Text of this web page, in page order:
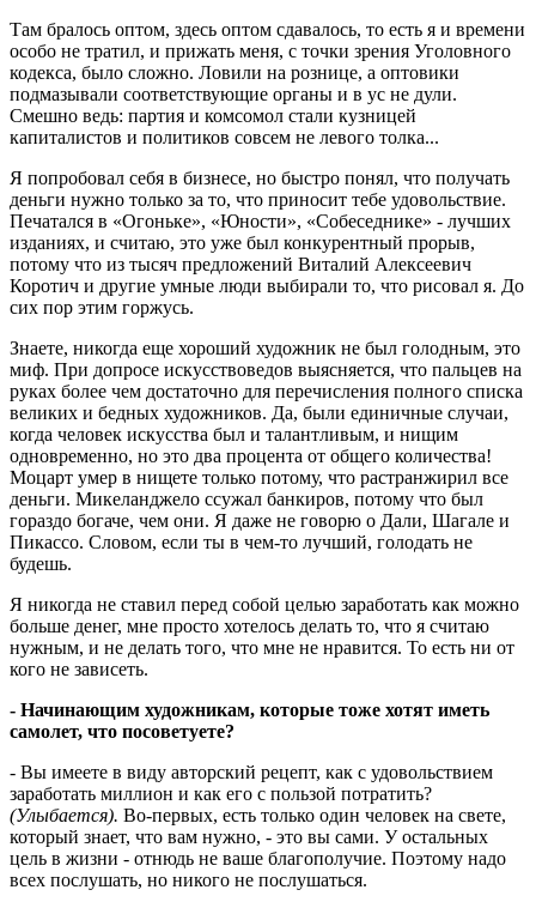
Там бралось оптом, здесь оптом сдавалось, то есть я и времени
особо не тратил, и прижать меня, с точки зрения Уголовного
кодекса, было сложно. Ловили на рознице, а оптовики
подмазывали соответствующие органы и в ус не дули.
Смешно ведь: партия и комсомол стали кузницей
капиталистов и политиков совсем не левого толка...
Я попробовал себя в бизнесе, но быстро понял, что получать
деньги нужно только за то, что приносит тебе удовольствие.
Печатался в «Огоньке», «Юности», «Собеседнике» - лучших
изданиях, и считаю, это уже был конкурентный прорыв,
потому что из тысяч предложений Виталий Алексеевич
Коротич и другие умные люди выбирали то, что рисовал я. До
сих пор этим горжусь.
Знаете, никогда еще хороший художник не был голодным, это
миф. При допросе искусствоведов выясняется, что пальцев на
руках более чем достаточно для перечисления полного списка
великих и бедных художников. Да, были единичные случаи,
когда человек искусства был и талантливым, и нищим
одновременно, но это два процента от общего количества!
Моцарт умер в нищете только потому, что растранжирил все
деньги. Микеланджело ссужал банкиров, потому что был
гораздо богаче, чем они. Я даже не говорю о Дали, Шагале и
Пикассо. Словом, если ты в чем-то лучший, голодать не
будешь.
Я никогда не ставил перед собой целью заработать как можно
больше денег, мне просто хотелось делать то, что я считаю
нужным, и не делать того, что мне не нравится. То есть ни от
кого не зависеть.
- Начинающим художникам, которые тоже хотят иметь
самолет, что посоветуете?
- Вы имеете в виду авторский рецепт, как с удовольствием
заработать миллион и как его с пользой потратить?
(Улыбается). Во-первых, есть только один человек на свете,
который знает, что вам нужно, - это вы сами. У остальных
цель в жизни - отнюдь не ваше благополучие. Поэтому надо
всех послушать, но никого не послушаться.